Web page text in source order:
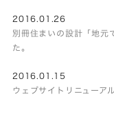
2016.01.26
別冊住まいの設計「地元
た。
2016.01.15
ウェブサイトリニューア